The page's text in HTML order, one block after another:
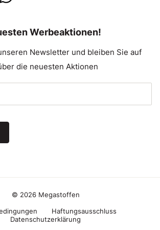
Werbeaktionen!
Newsletter und bleiben Sie auf
die neuesten Aktionen
© 2026 Megastoffen
Haftungsausschluss
Datenschutzerklärung